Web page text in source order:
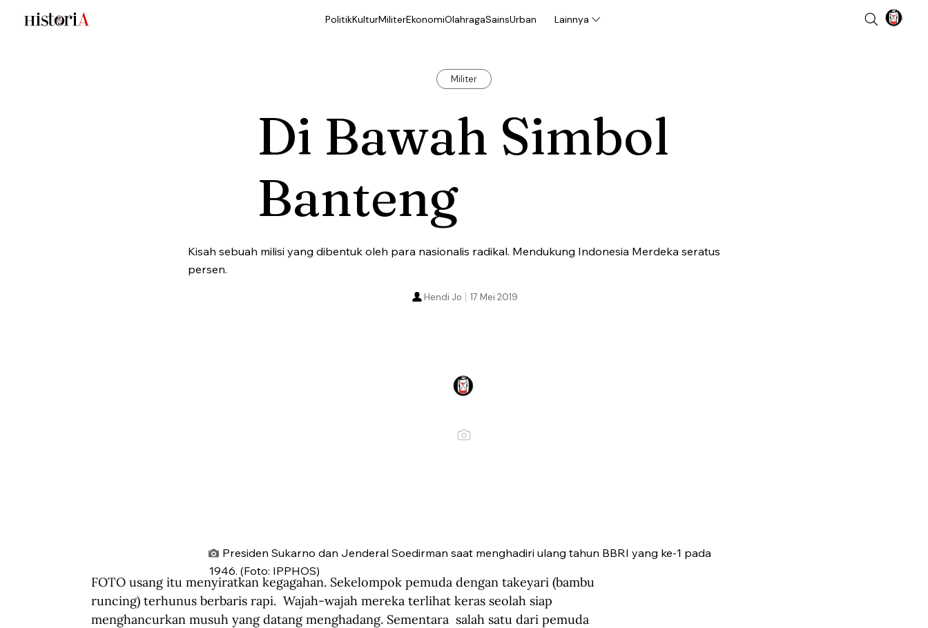
PolitikKulturMiliterEkonomiOlahragaSainsUrban Lainnya
Militer
Di Bawah Simbol
Banteng
Kisah sebuah milisi yang dibentuk oleh para nasionalis radikal. Mendukung Indonesia Merdeka seratus
persen.
17 Mei 2019
Hendi Jo
Presiden Sukarno dan Jenderal Soedirman saat menghadiri ulang tahun BBRI yang ke-1 pada
1946. (Foto: IPPHOS)
FOTO usang itu menyiratkan kegagahan. Sekelompok pemuda dengan takeyari (bambu
runcing) terhunus berbaris rapi.  Wajah-wajah mereka terlihat keras seolah siap
menghancurkan musuh yang datang menghadang. Sementara  salah satu dari pemuda